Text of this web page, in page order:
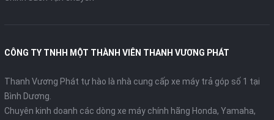
CÔNG TY TNHH MỘT THÀNH VIÊN THANH VƯƠNG PHÁT
Thanh Vương Phát tự hào là nhà cung cấp xe máy trả góp số 1 tại
Bình Dương.
Chuyên kinh doanh các dòng xe máy chính hãng Honda, Yamaha,